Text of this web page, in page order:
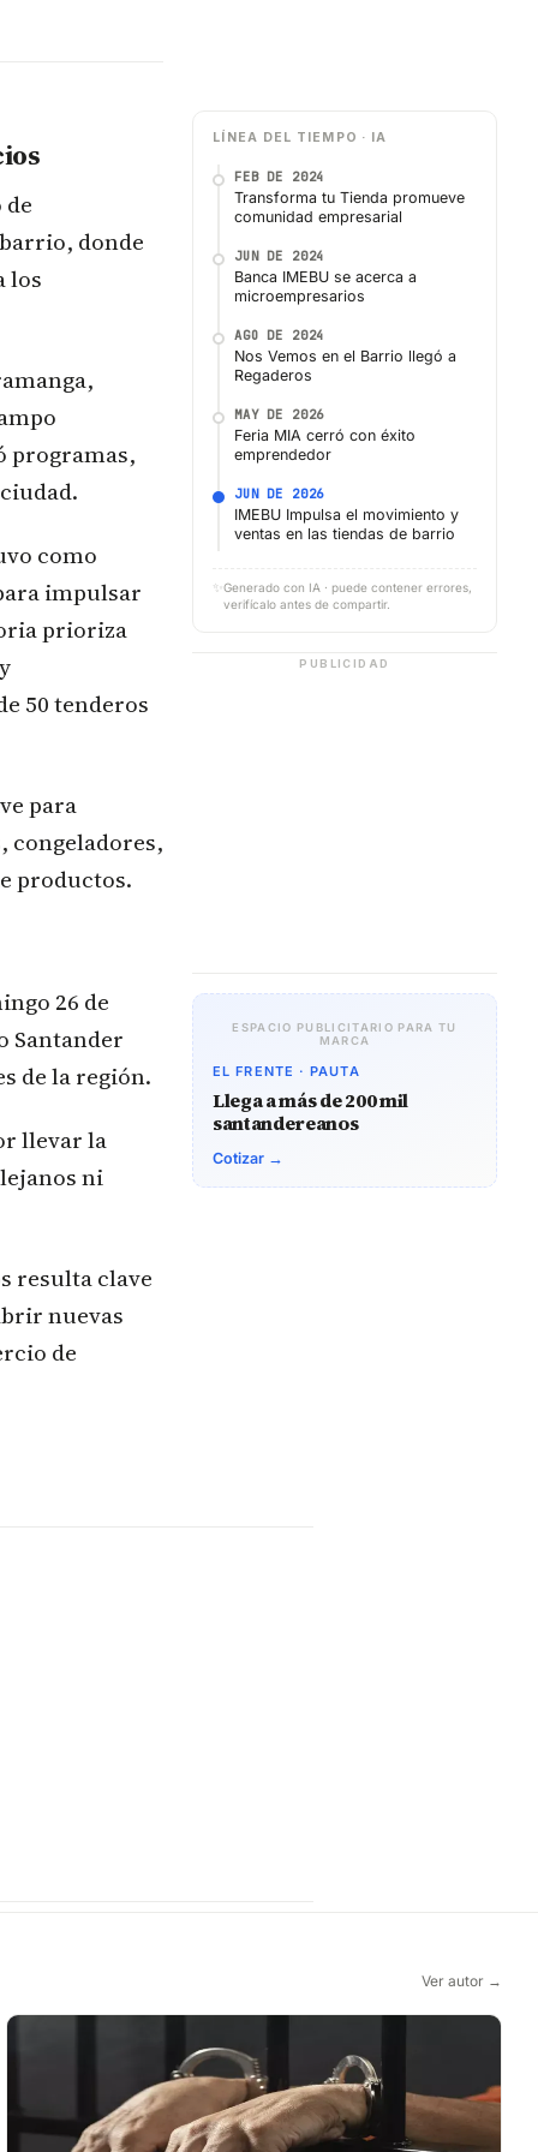
donde
los
programas,
como
impulsar
prioriza
50 tenderos
para
congeladores,
productos.
26 de
Santander
de la región.
llevar la
ni
resulta clave
nuevas
de
LÍNEA DEL TIEMPO · IA
FEB DE 2024
Transforma tu Tienda promueve
comunidad empresarial
JUN DE 2024
Banca IMEBU se acerca a
microempresarios
AGO DE 2024
Nos Vemos en el Barrio llegó a
Regaderos
MAY DE 2026
Feria MIA cerró con éxito
emprendedor
JUN DE 2026
IMEBU Impulsa el movimiento y
ventas en las tiendas de barrio
✨ Generado con IA · puede contener errores,
verifícalo antes de compartir.
PUBLICIDAD
ESPACIO PUBLICITARIO PARA TU
MARCA
EL FRENTE · PAUTA
Llega a más de 200 mil
santandereanos
Cotizar →
Ver autor →